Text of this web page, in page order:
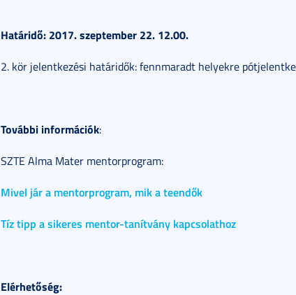
Határidő: 2017. szeptember 22. 12.00.
2. kör jelentkezési határidők: fennmaradt helyekre
További információk:
SZTE Alma Mater mentorprogram:
Mivel jár a mentorprogram, mik a teendők
Tíz tipp a sikeres mentor-tanítvány kapcsolathoz
Elérhetőség: